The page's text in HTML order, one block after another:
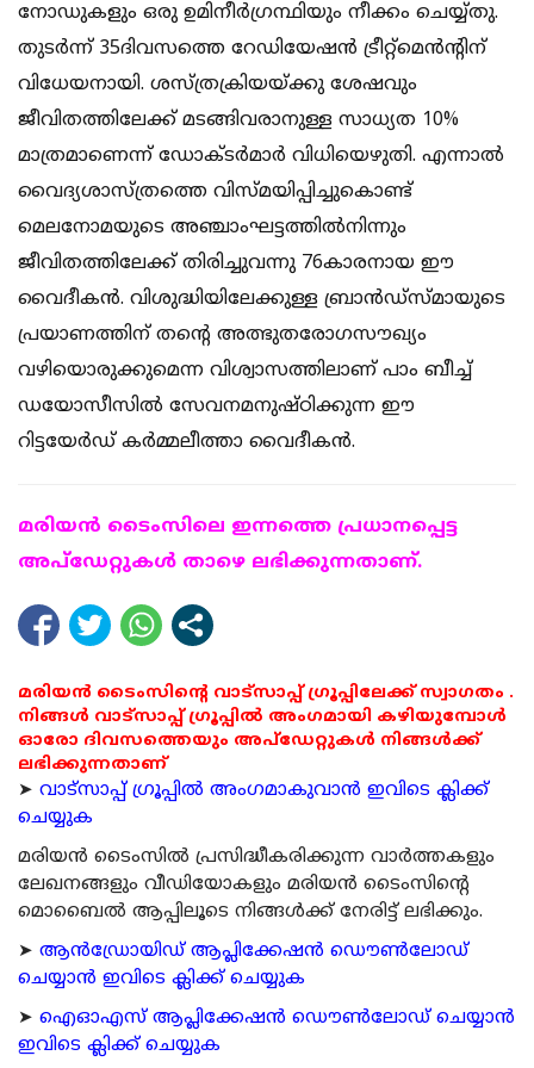
നോഡുകളും ഒരു ഉമിനീര്‍ഗ്രന്ഥിയും നീക്കം ചെയ്യ്തു.
തുടര്‍ന്ന് 35ദിവസത്തെ റേഡിയേഷന്‍ ട്രീറ്റ്‌മെന്‍ന്റിന്
വിധേയനായി. ശസ്ത്രക്രിയയ്ക്കു ശേഷവും
ജീവിതത്തിലേക്ക് മടങ്ങിവരാനുള്ള സാധ്യത 10%
മാത്രമാണെന്ന് ഡോക്ടര്‍മാര്‍ വിധിയെഴുതി. എന്നാല്‍
വൈദ്യശാസ്ത്രത്തെ വിസ്മയിപ്പിച്ചുകൊണ്ട്
മെലനോമയുടെ അഞ്ചാംഘട്ടത്തില്‍നിന്നും
ജീവിതത്തിലേക്ക് തിരിച്ചുവന്നു 76കാരനായ ഈ
വൈദീകന്‍. വിശുദ്ധിയിലേക്കുള്ള ബ്രാന്‍ഡ്‌സ്മായുടെ
പ്രയാണത്തിന് തന്റെ അത്ഭുതരോഗസൗഖ്യം
വഴിയൊരുക്കുമെന്ന വിശ്വാസത്തിലാണ് പാം ബീച്ച്
ഡയോസീസില്‍ സേവനമനുഷ്ഠിക്കുന്ന ഈ
റിട്ടയേര്‍ഡ് കര്‍മ്മലീത്താ വൈദീകന്‍.
മരിയന്‍ ടൈംസിലെ ഇന്നത്തെ പ്രധാനപ്പെട്ട
അപ്ഡേറ്റുകള്‍ താഴെ ലഭിക്കുന്നതാണ്.
മരിയൻ ടൈംസിന്റെ വാട്സാപ്പ് ഗ്രൂപ്പിലേക്ക് സ്വാഗതം .
നിങ്ങൾ വാട്സാപ്പ് ഗ്രൂപ്പിൽ അംഗമായി കഴിയുമ്പോൾ
ഓരോ ദിവസത്തെയും അപ്ഡേറ്റുകൾ നിങ്ങൾക്ക്
ലഭിക്കുന്നതാണ്
➤ വാട്സാപ്പ് ഗ്രൂപ്പിൽ അംഗമാകുവാൻ ഇവിടെ ക്ലിക്ക്
ചെയ്യുക
മരിയന്‍ ടൈംസില്‍ പ്രസിദ്ധീകരിക്കുന്ന വാര്‍ത്തകളും
ലേഖനങ്ങളും വീഡിയോകളും മരിയന്‍ ടൈംസിന്റെ
മൊബൈല്‍ ആപ്പിലൂടെ നിങ്ങള്‍ക്ക് നേരിട്ട് ലഭിക്കും.
➤ ആന്‍ഡ്രോയിഡ് ആപ്ലിക്കേഷന്‍ ഡൌണ്‍ലോഡ്
ചെയ്യാന്‍ ഇവിടെ ക്ലിക്ക് ചെയ്യുക
➤ ഐഓഎസ് ആപ്ലിക്കേഷന്‍ ഡൌണ്‍ലോഡ് ചെയ്യാന്‍
ഇവിടെ ക്ലിക്ക് ചെയ്യുക